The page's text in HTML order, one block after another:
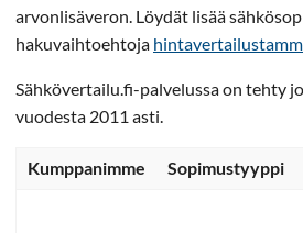
arvonlisäveron. Löydät lisää
hakuvaihtoehtoja
Sähkövertailu.fi-palvelussa on tehty jo
vuodesta 2011 asti.
Kumppanimme Sopimustyyppi